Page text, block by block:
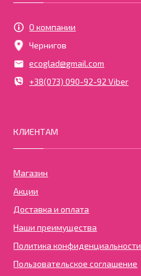
О компании
Чернигов
ecoglad@gmail.com
+38(073) 090-92-92 Viber
КЛИЕНТАМ
Магазин
Акции
Доставка и оплата
Наши преимущества
Политика конфиденциальности
Пользовательское соглашение